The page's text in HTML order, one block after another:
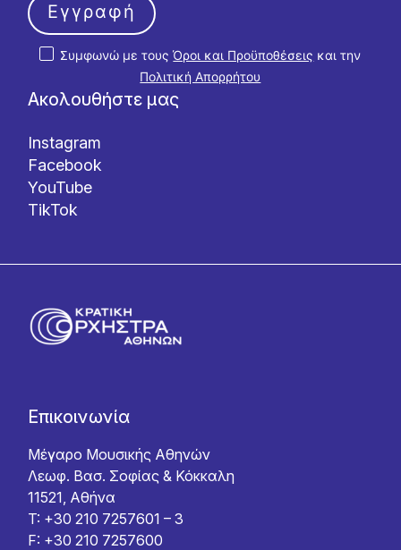
Ακολουθήστε μας
Instagram
Facebook
YouTube
TikTok
Συμφωνώ με τουςΌροι και Προϋποθέσεις και την
Πολιτική Απορρήτου
Εγγραφή
Επικοινωνία
Μέγαρο Μουσικής Αθηνών
Λεωφ. Βασ. Σοφίας & Κόκκαλη
11521, Αθήνα
T: +30 210 7257601 – 3
F: +30 210 7257600